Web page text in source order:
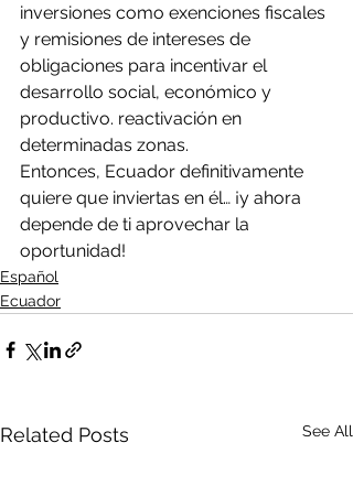
inversiones como exenciones fiscales
y remisiones de intereses de
obligaciones para incentivar el
desarrollo social, económico y
productivo. reactivación en
determinadas zonas.
Entonces, Ecuador definitivamente
quiere que inviertas en él… ¡y ahora
depende de ti aprovechar la
oportunidad!
Español
Ecuador
Related Posts See All